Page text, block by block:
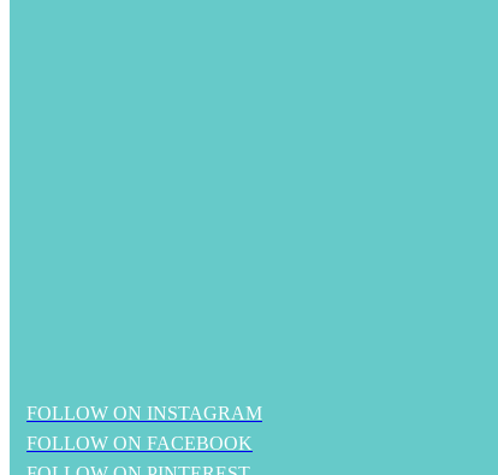
FOLLOW ON INSTAGRAM
FOLLOW ON FACEBOOK